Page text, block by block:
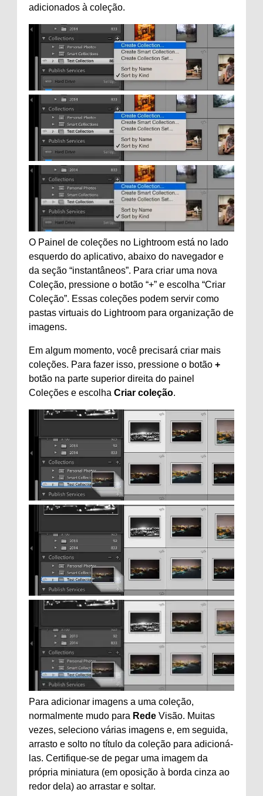
adicionados à coleção.
O Painel de coleções no Lightroom está no lado
esquerdo do aplicativo, abaixo do navegador e
da seção “instantâneos”. Para criar uma nova
Coleção, pressione o botão “+” e escolha “Criar
Coleção”. Essas coleções podem servir como
pastas virtuais do Lightroom para organização de
imagens.
Em algum momento, você precisará criar mais
coleções. Para fazer isso, pressione o botão +
botão na parte superior direita do painel
Coleções e escolha Criar coleção.
Para adicionar imagens a uma coleção,
normalmente mudo para Rede Visão. Muitas
vezes, seleciono várias imagens e, em seguida,
arrasto e solto no título da coleção para adicioná-
las. Certifique-se de pegar uma imagem da
própria miniatura (em oposição à borda cinza ao
redor dela) ao arrastar e soltar.